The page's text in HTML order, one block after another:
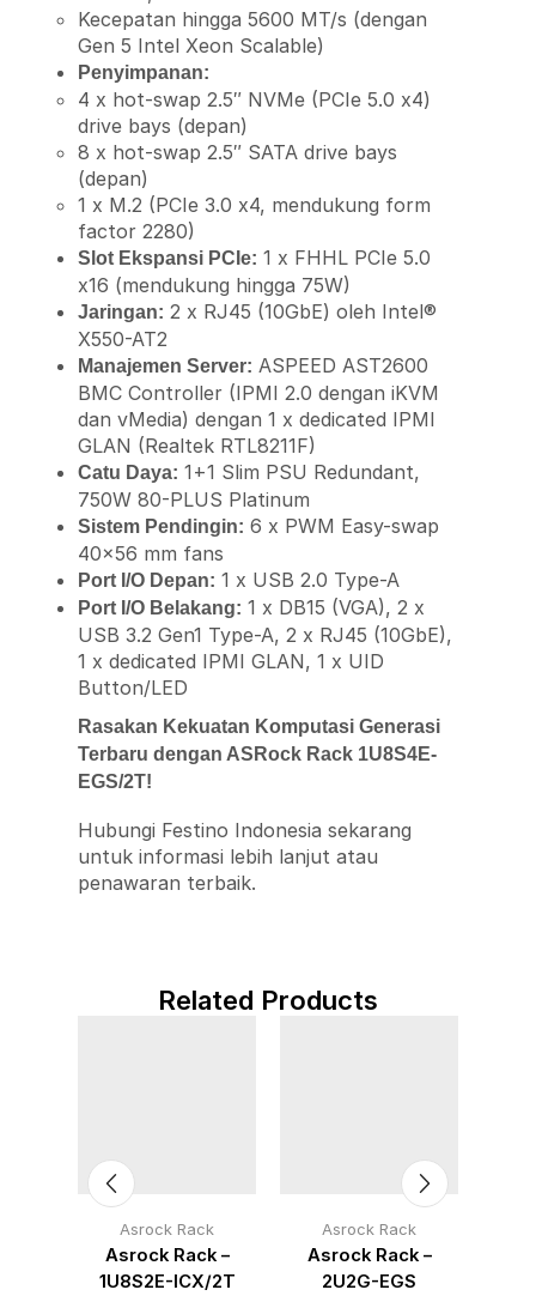
Kecepatan hingga 5600 MT/s (dengan
Gen 5 Intel Xeon Scalable)
Penyimpanan:
4 x hot-swap 2.5″ NVMe (PCIe 5.0 x4)
drive bays (depan)
8 x hot-swap 2.5″ SATA drive bays
(depan)
1 x M.2 (PCIe 3.0 x4, mendukung form
factor 2280)
Slot Ekspansi PCIe: 1 x FHHL PCIe 5.0
x16 (mendukung hingga 75W)
Jaringan: 2 x RJ45 (10GbE) oleh Intel®
X550-AT2
Manajemen Server: ASPEED AST2600
BMC Controller (IPMI 2.0 dengan iKVM
dan vMedia) dengan 1 x dedicated IPMI
GLAN (Realtek RTL8211F)
Catu Daya: 1+1 Slim PSU Redundant,
750W 80-PLUS Platinum
Sistem Pendingin: 6 x PWM Easy-swap
40×56 mm fans
Port I/O Depan: 1 x USB 2.0 Type-A
Port I/O Belakang: 1 x DB15 (VGA), 2 x
USB 3.2 Gen1 Type-A, 2 x RJ45 (10GbE),
1 x dedicated IPMI GLAN, 1 x UID
Button/LED
Rasakan Kekuatan Komputasi Generasi
Terbaru dengan ASRock Rack 1U8S4E-
EGS/2T!
Hubungi Festino Indonesia sekarang
untuk informasi lebih lanjut atau
penawaran terbaik.
Related Products
Asrock Rack
Asrock Rack –
1U8S2E-ICX/2T
Asrock Rack
Asrock Rack –
2U2G-EGS